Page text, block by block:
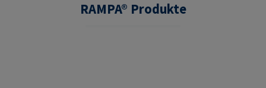
RAMPA® Produkte